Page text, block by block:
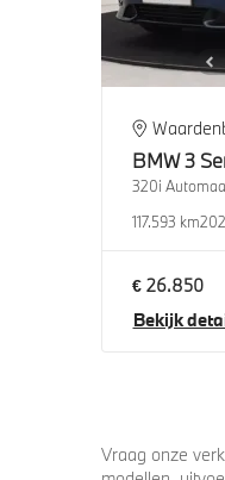
BMW 3
320i
117.593 km
€ 26.850
Bekijk
Vraag onze